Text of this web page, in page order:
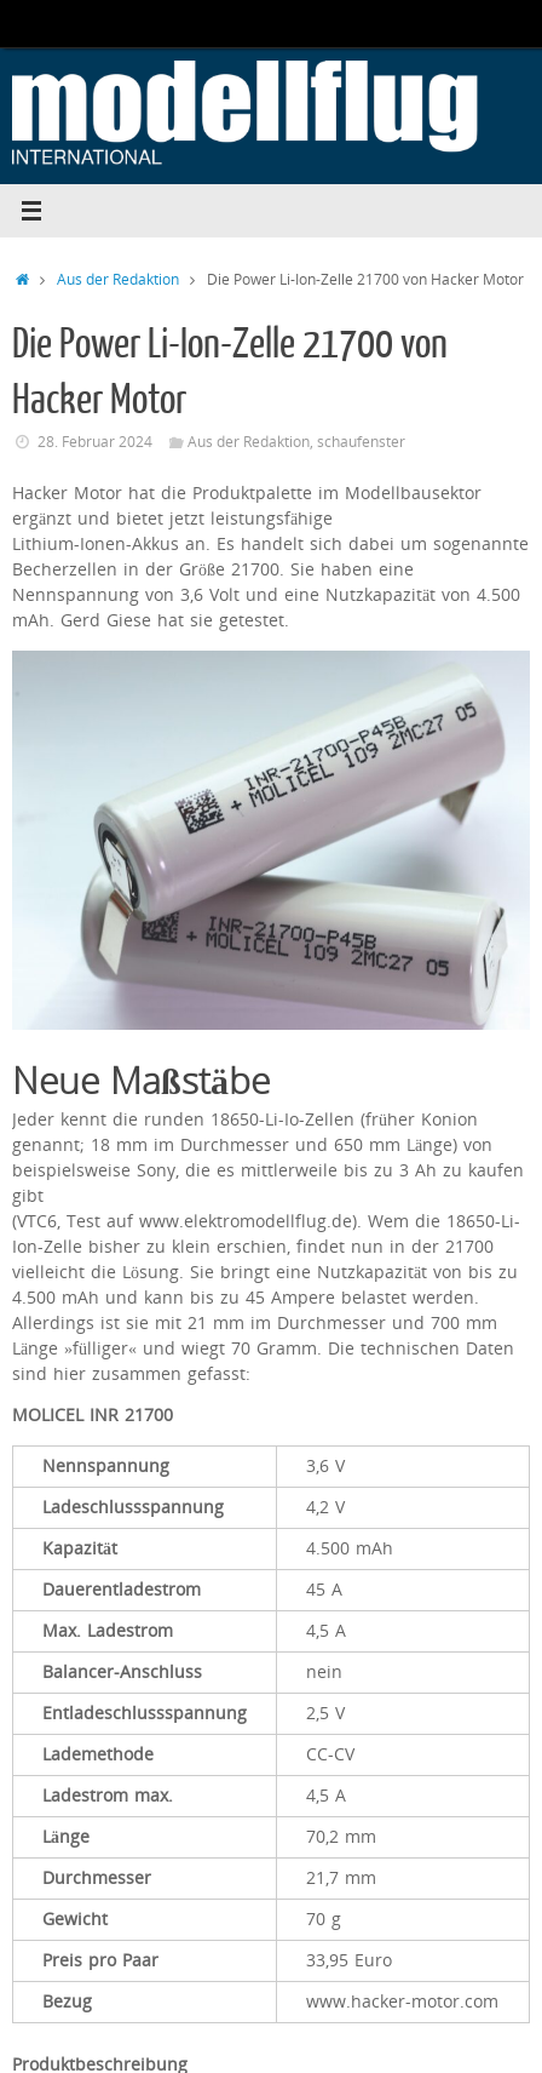
StartAus der Redaktion Die Power Li-Ion-Zelle 21700 von Hacker Motor
Die Power Li-Ion-Zelle 21700 von
Hacker Motor
28. Februar 2024 Aus der Redaktion,schaufenster
Hacker Motor hat die Produktpalette im Modellbausektor
ergänzt und bietet jetzt leistungsfähige
Lithium-Ionen-Akkus an. Es handelt sich dabei um sogenannte
Becherzellen in der Größe 21700. Sie haben eine
Nennspannung von 3,6 Volt und eine Nutzkapazität von 4.500
mAh. Gerd Giese hat sie getestet.
Neue Maßstäbe
Jeder kennt die runden 18650-Li-Io-Zellen (früher Konion
genannt; 18 mm im Durchmesser und 650 mm Länge) von
beispielsweise Sony, die es mittlerweile bis zu 3 Ah zu kaufen
gibt
(VTC6, Test auf www.elektromodellflug.de). Wem die 18650-Li-
Ion-Zelle bisher zu klein erschien, findet nun in der 21700
vielleicht die Lösung. Sie bringt eine Nutzkapazität von bis zu
4.500 mAh und kann bis zu 45 Ampere belastet werden.
Allerdings ist sie mit 21 mm im Durchmesser und 700 mm
Länge »fülliger« und wiegt 70 Gramm. Die technischen Daten
sind hier zusammen gefasst:
MOLICEL INR 21700
Nennspannung
3,6 V
Ladeschlussspannung
4,2 V
Kapazität
4.500 mAh
Dauerentladestrom
45 A
Max. Ladestrom
4,5 A
Balancer-Anschluss
nein
Entladeschlussspannung
2,5 V
Lademethode
CC-CV
Ladestrom max.
4,5 A
Länge
70,2 mm
Durchmesser
21,7 mm
Gewicht
70 g
Preis pro Paar
33,95 Euro
Bezug
www.hacker-motor.com
Produktbeschreibung